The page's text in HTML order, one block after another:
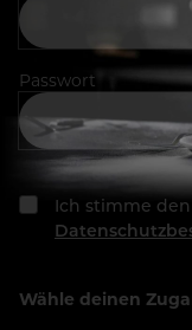
Passwort
Ich stimme den
Wähle deinen